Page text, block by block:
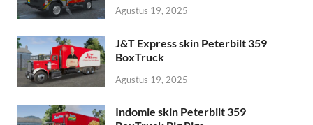
Agustus 19, 2025
J&T Express skin Peterbilt 359
BoxTruck
Agustus 19, 2025
Indomie skin Peterbilt 359